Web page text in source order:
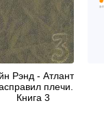
Рэнд - Атлант
плечи.
Книга 3